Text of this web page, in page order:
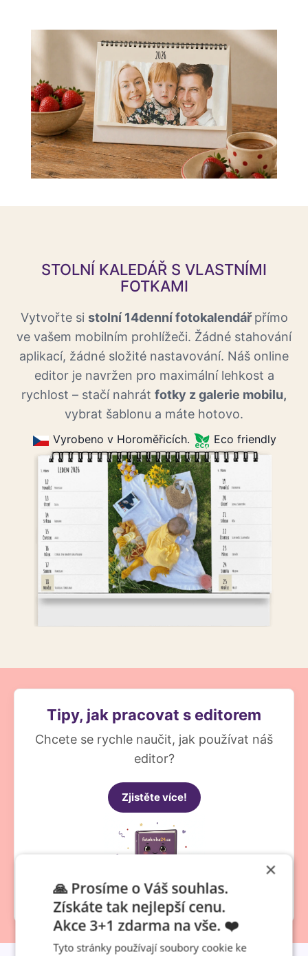
STOLNÍ KALEDÁŘ S VLASTNÍMI
FOTKAMI
Vytvořte si stolní 14denní fotokalendářpřímo
ve vašem mobilním prohlížeči. Žádné stahování
aplikací, žádné složité nastavování. Náš online
editor je navržen pro maximální lehkost a
rychlost – stačí nahrát fotky z galerie mobilu,
vybrat šablonu a máte hotovo.
Vyrobeno v Horoměřicích. Eco friendly
Tipy, jak pracovat s editorem
Chcete se rychle naučit, jak používat náš
editor?
Zjistěte více!
×
🙏 Prosíme o Váš souhlas.
Získáte tak nejlepší cenu.
Akce 3+1 zdarma na vše. ❤️
Tyto stránky používají soubory cookie ke